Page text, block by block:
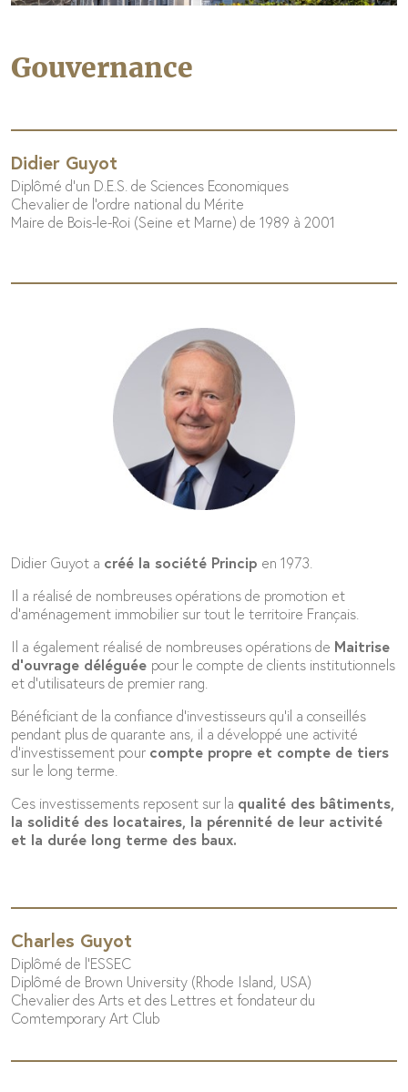
Gouvernance
Didier Guyot
Diplômé d'un D.E.S. de Sciences Economiques
Chevalier de l'ordre national du Mérite
Maire de Bois-le-Roi (Seine et Marne) de 1989 à 2001
Didier Guyot a créé la société Princip en 1973.
Il a réalisé de nombreuses opérations de promotion et
d’aménagement immobilier sur tout le territoire Français.
Il a également réalisé de nombreuses opérations de Maitrise
d’ouvrage déléguée pour le compte de clients institutionnels
et d’utilisateurs de premier rang.
Bénéficiant de la confiance d’investisseurs qu’il a conseillés
pendant plus de quarante ans, il a développé une activité
d’investissement pour compte propre et compte de tiers
sur le long terme.
Ces investissements reposent sur la qualité des bâtiments,
la solidité des locataires, la pérennité de leur activité
et la durée long terme des baux.
Charles Guyot
Diplômé de l'ESSEC
Diplômé de Brown University (Rhode Island, USA)
Chevalier des Arts et des Lettres et fondateur du
Comtemporary Art Club